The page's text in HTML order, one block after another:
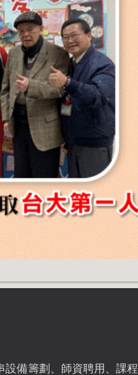
設備籌劃、師資聘用、課程